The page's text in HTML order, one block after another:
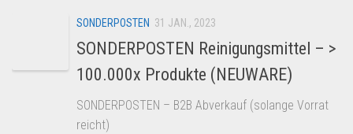
SONDERPOSTEN 31 JAN., 2023
SONDERPOSTEN Reinigungsmittel – >
100.000x Produkte (NEUWARE)
SONDERPOSTEN – B2B Abverkauf (solange Vorrat
reicht)